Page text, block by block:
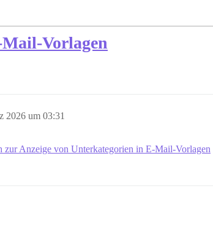
Vorlagen
2026 um 03:31
zur Anzeige von Unterkategorien in E-Mail-Vorlagen